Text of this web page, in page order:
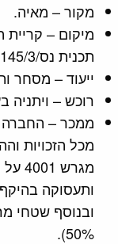
מקור – מאיה.
תכנית נס/145/3ב).
ייעוד – מסחר
רוכש – ויתניה
ממכר – החברה
מכל הזכויות
ובנוסף שטחי
50%).